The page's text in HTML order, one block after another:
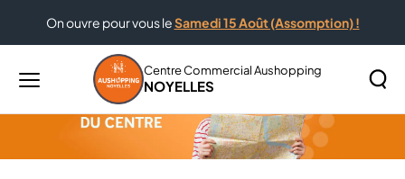
On ouvre pour vous leSamedi 15 Août (Assomption) !
Menu
principal
Centre Commercial Aushopping
NOYELLES
Rechercher
la
Accueil Plan du centre commercial Aushopping Noyelles